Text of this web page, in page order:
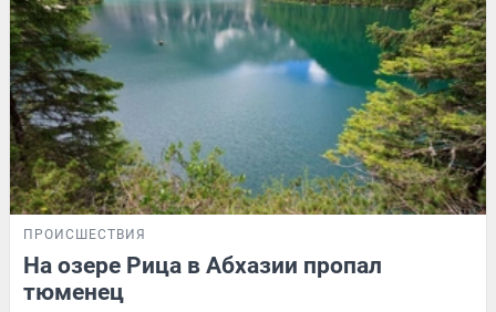
ПРОИСШЕСТВИЯ
На озере Рица в Абхазии пропал
тюменец